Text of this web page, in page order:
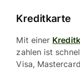
Kreditkarte
Mit einer
zahlen ist
Visa,